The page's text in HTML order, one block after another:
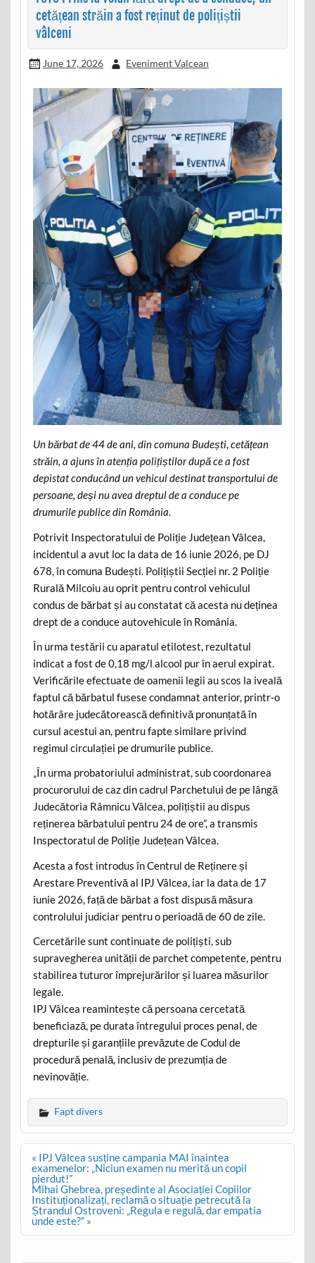
cetățean străin a fost reținut de polițiștii
vâlceni
June 17, 2026 Eveniment Valcean
Un bărbat de 44 de ani, din comuna Budești, cetățean
străin, a ajuns în atenția polițiștilor după ce a fost
depistat conducând un vehicul destinat transportului de
persoane, deși nu avea dreptul de a conduce pe
drumurile publice din România.
Potrivit Inspectoratului de Poliție Județean Vâlcea,
incidentul a avut loc la data de 16 iunie 2026, pe DJ
678, în comuna Budești. Polițiștii Secției nr. 2 Poliție
Rurală Milcoiu au oprit pentru control vehiculul
condus de bărbat și au constatat că acesta nu deținea
drept de a conduce autovehicule în România.
În urma testării cu aparatul etilotest, rezultatul
indicat a fost de 0,18 mg/l alcool pur în aerul expirat.
Verificările efectuate de oamenii legii au scos la iveală
faptul că bărbatul fusese condamnat anterior, printr-o
hotărâre judecătorească definitivă pronunțată în
cursul acestui an, pentru fapte similare privind
regimul circulației pe drumurile publice.
„În urma probatoriului administrat, sub coordonarea
procurorului de caz din cadrul Parchetului de pe lângă
Judecătoria Râmnicu Vâlcea, polițiștii au dispus
reținerea bărbatului pentru 24 de ore”, a transmis
Inspectoratul de Poliție Județean Vâlcea.
Acesta a fost introdus în Centrul de Reținere și
Arestare Preventivă al IPJ Vâlcea, iar la data de 17
iunie 2026, față de bărbat a fost dispusă măsura
controlului judiciar pentru o perioadă de 60 de zile.
Cercetările sunt continuate de polițiști, sub
supravegherea unității de parchet competente, pentru
stabilirea tuturor împrejurărilor și luarea măsurilor
legale.
IPJ Vâlcea reamintește că persoana cercetată
beneficiază, pe durata întregului proces penal, de
drepturile și garanțiile prevăzute de Codul de
procedură penală, inclusiv de prezumția de
nevinovăție.
Fapt divers
Post
navigation
« IPJ Vâlcea susține campania MAI înaintea
examenelor: „Niciun examen nu merită un copil
pierdut!”
Mihai Ghebrea, președinte al Asociației Copiilor
Instituționalizați, reclamă o situație petrecută la
Ștrandul Ostroveni: „Regula e regulă, dar empatia
unde este?” »